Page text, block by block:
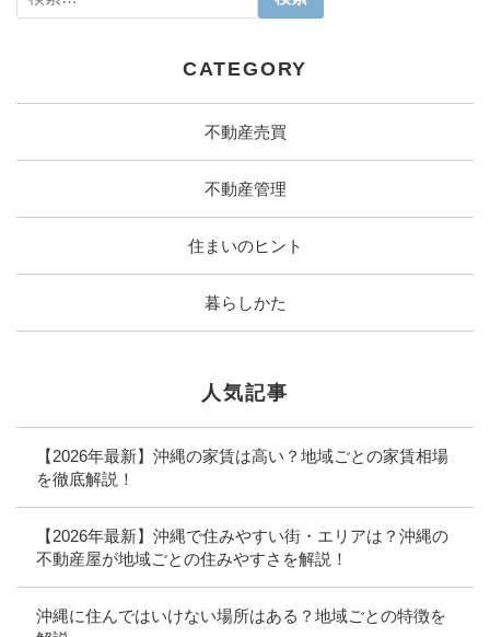
CATEGORY
不動産売買
不動産管理
住まいのヒント
暮らしかた
人気記事
【2026年最新】沖縄の家賃は高い？地域ごとの家賃相場
を徹底解説！
【2026年最新】沖縄で住みやすい街・エリアは？沖縄の
不動産屋が地域ごとの住みやすさを解説！
沖縄に住んではいけない場所はある？地域ごとの特徴を